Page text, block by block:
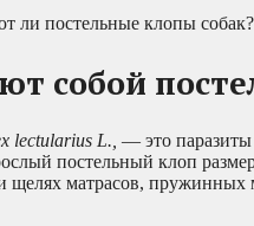
ли постельные клопы
собой
lectularius L., — это паразиты
постельный клоп
щелях матрасов,